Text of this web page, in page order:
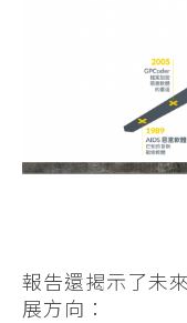
報告還揭示了未
展方向：